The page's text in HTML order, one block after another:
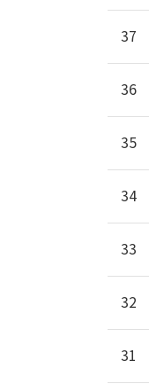
37
36
35
34
33
32
31